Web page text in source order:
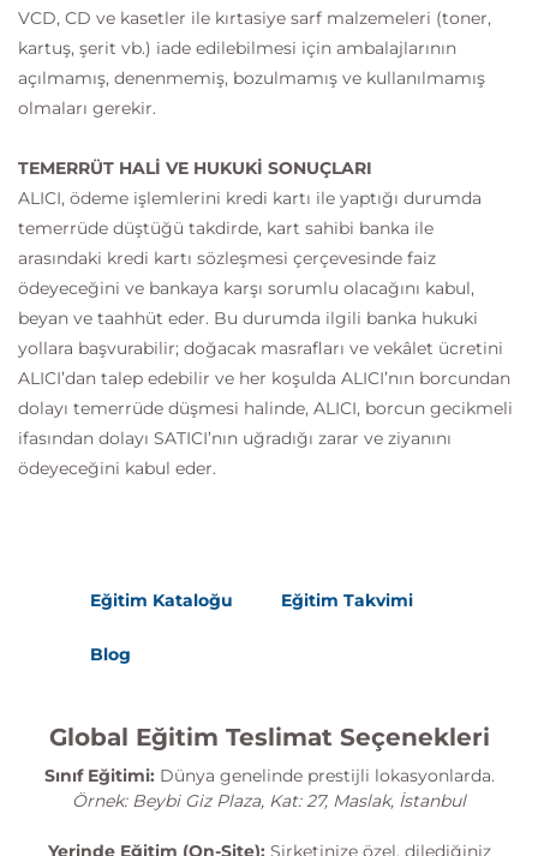
VCD, CD ve kasetler ile kırtasiye sarf malzemeleri (toner,
kartuş, şerit vb.) iade edilebilmesi için ambalajlarının
açılmamış, denenmemiş, bozulmamış ve kullanılmamış
olmaları gerekir.
TEMERRÜT HALİ VE HUKUKİ SONUÇLARI
ALICI, ödeme işlemlerini kredi kartı ile yaptığı durumda
temerrüde düştüğü takdirde, kart sahibi banka ile
arasındaki kredi kartı sözleşmesi çerçevesinde faiz
ödeyeceğini ve bankaya karşı sorumlu olacağını kabul,
beyan ve taahhüt eder. Bu durumda ilgili banka hukuki
yollara başvurabilir; doğacak masrafları ve vekâlet ücretini
ALICI’dan talep edebilir ve her koşulda ALICI’nın borcundan
dolayı temerrüde düşmesi halinde, ALICI, borcun gecikmeli
ifasından dolayı SATICI’nın uğradığı zarar ve ziyanını
ödeyeceğini kabul eder.
Eğitim Kataloğu Eğitim Takvimi
Blog
Global Eğitim Teslimat Seçenekleri
Sınıf Eğitimi: Dünya genelinde prestijli lokasyonlarda.
Örnek: Beybi Giz Plaza, Kat: 27, Maslak, İstanbul
Yerinde Eğitim (On-Site): Şirketinize özel, dilediğiniz